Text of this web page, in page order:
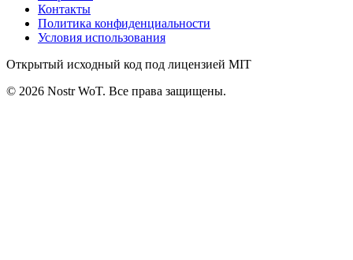
Контакты
Политика конфиденциальности
Условия использования
Открытый исходный код под лицензией MIT
© 2026 Nostr WoT. Все права защищены.